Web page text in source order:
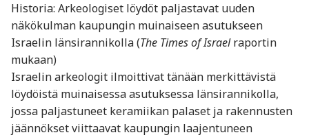
Historia: Arkeologiset löydöt paljastavat uuden
näkökulman kaupungin muinaiseen asutukseen
Israelin länsirannikolla (The Times of Israelraportin
mukaan)
Israelin arkeologit ilmoittivat tänään merkittävistä
löydöistä muinaisessa asutuksessa länsirannikolla,
jossa paljastuneet keramiikan palaset ja rakennusten
jäännökset viittaavat kaupungin laajentuneen